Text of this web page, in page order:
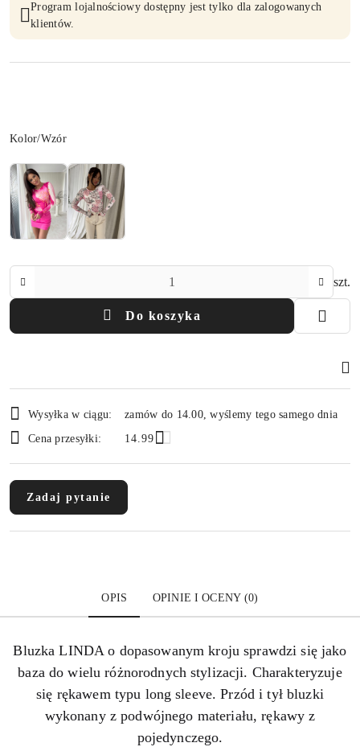
Program lojalnościowy dostępny jest tylko dla zalogowanych
klientów.
Wariant
Kolor/Wzór
szt.
Do koszyka
i
dostawa
Wysyłka w ciągu:
zamów do 14.00, wyślemy tego samego dnia
Cena przesyłki:
14.99
Zadaj pytanie
OPIS OPINIE I OCENY (0)
Bluzka LINDA o dopasowanym kroju sprawdzi się jako
baza do wielu różnorodnych stylizacji. Charakteryzuje
się rękawem typu long sleeve. Przód i tył bluzki
wykonany z podwójnego materiału, rękawy z
pojedynczego.